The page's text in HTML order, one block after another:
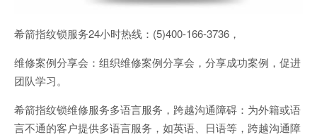
希箭指纹锁服务24小时热线：(5)400-166-3736，
维修案例分享会：组织维修案例分享会，分享成功案例，促进
团队学习。
希箭指纹锁维修服务多语言服务，跨越沟通障碍：为外籍或语
言不通的客户提供多语言服务，如英语、日语等，跨越沟通障